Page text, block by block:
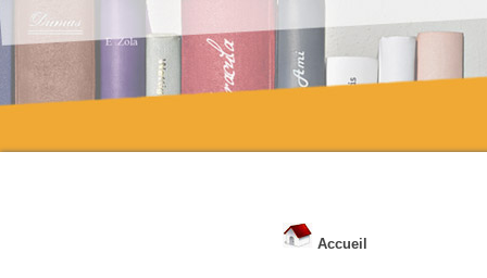
Accueil